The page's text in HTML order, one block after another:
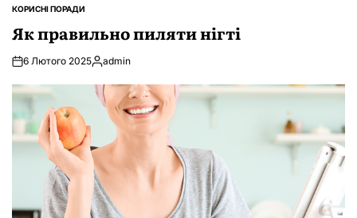
ОПУБЛІКУВАТИ
КОРИСНІ ПОРАДИ
Як правильно пиляти нігті
6 Лютого 2025Опубліковано
admin